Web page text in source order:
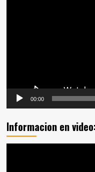
00:00
Informacion en